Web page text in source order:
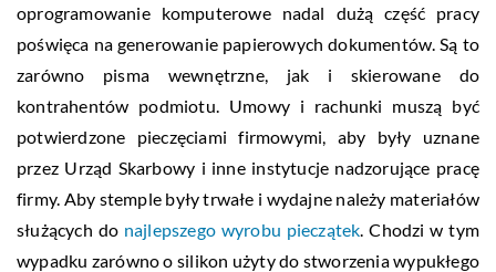
oprogramowanie komputerowe nadal dużą część pracy
poświęca na generowanie papierowych dokumentów. Są to
zarówno pisma wewnętrzne, jak i skierowane do
kontrahentów podmiotu. Umowy i rachunki muszą być
potwierdzone pieczęciami firmowymi, aby były uznane
przez Urząd Skarbowy i inne instytucje nadzorujące pracę
firmy. Aby stemple były trwałe i wydajne należy materiałów
służących do najlepszego wyrobu pieczątek . Chodzi w tym
wypadku zarówno o silikon użyty do stworzenia wypukłego